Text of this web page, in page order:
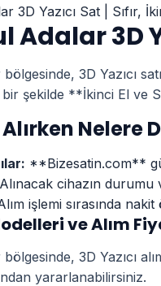
3D
3D Yazıcı
şekilde **İkinci El ve
Alırken
**Bizesatin.com**
Alınacak cihazın
işlemi sırasında
ve Alım
3D Yazıcı
yararlanabilirsiniz.